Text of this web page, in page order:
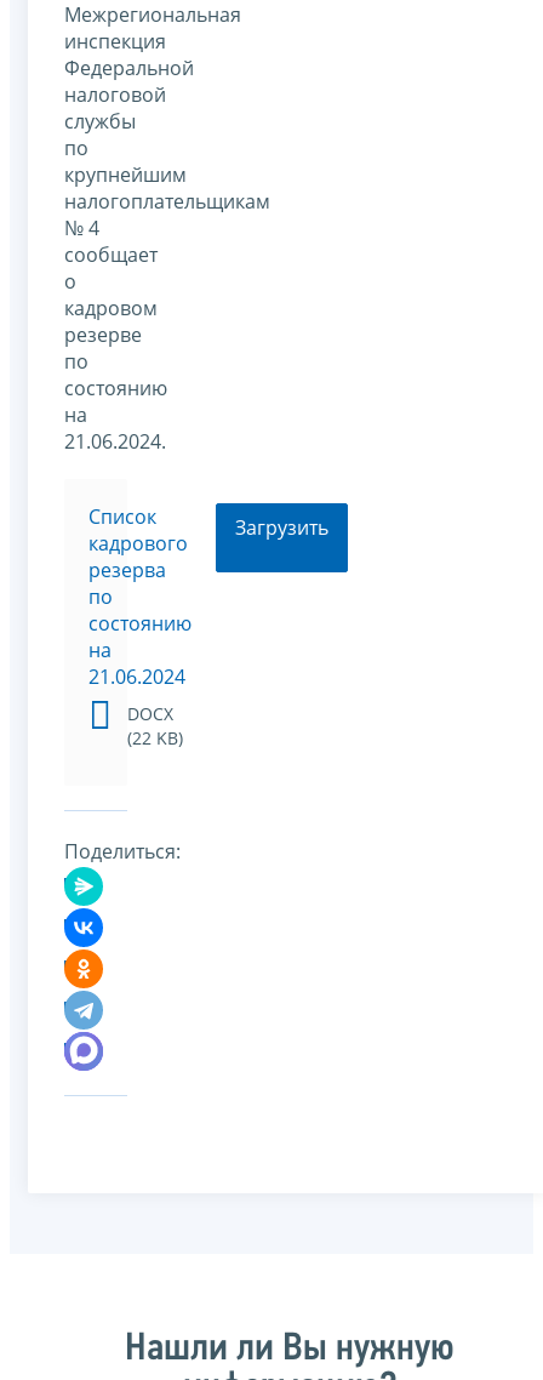
Межрегиональная
инспекция
Федеральной
налоговой
службы
по
крупнейшим
налогоплательщикам
№ 4
сообщает
о
кадровом
резерве
по
состоянию
на
21.06.2024.
Список
кадрового
резерва
по
состоянию
на
21.06.2024
DOCX
(22 KB)
Загрузить
Поделиться:
Нашли ли Вы нужную